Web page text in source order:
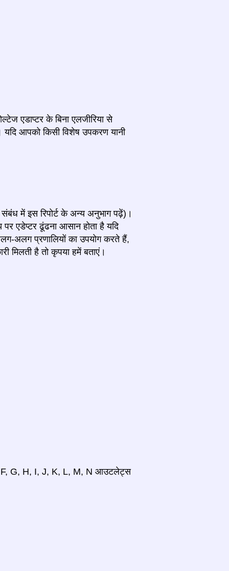
एडाप्टर के बिना एलजीरिया से
यदि आपको किसी विशेष उपकरण यानी
में इस रिपोर्ट के अन्य अनुभाग पढ़ें)।
एडेप्टर ढूंढना आसान होता है यदि
अलग प्रणालियों का उपयोग करते हैं,
है तो कृपया हमें बताएं।
F, G, H, I, J, K, L, M, N आउटलेट्स